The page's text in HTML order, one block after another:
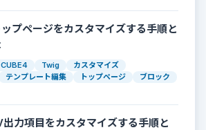
プページをカスタマイズする手順と
Twig
カスタマイズ
テンプレート編集 トップページ
ブロック
力項目をカスタマイズする手順と